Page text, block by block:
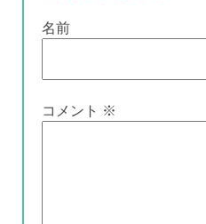
名前
コメント ※